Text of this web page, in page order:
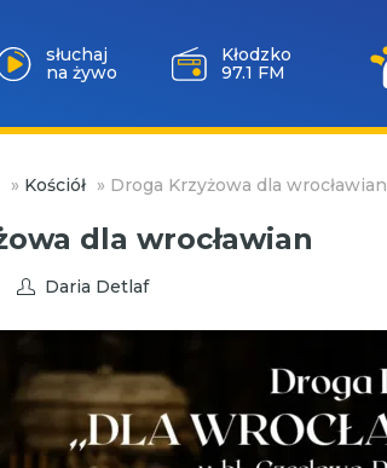
słuchaj
na żywo
Wołów
99.6 FM
» Kościół » Droga Krzyżowa dla wrocławian
dla wrocławian
Daria Detlaf